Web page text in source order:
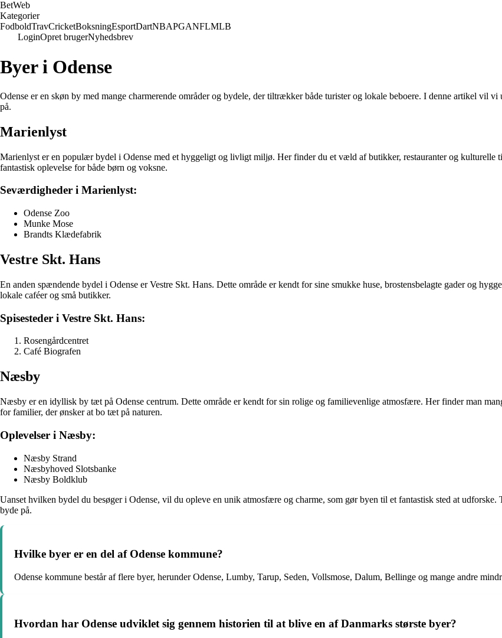
BetWeb
Kategorier
FodboldTravCricketBoksningEsportDartNBAPGANFLMLB
LoginOpret brugerNyhedsbrev
Byer i Odense
Odense er en skøn by med mange charmerende områder og bydele, der tiltrækker både turister og lokale beboere. I denne artikel vil
på.
Marienlyst
Marienlyst er en populær bydel i Odense med et hyggeligt og livligt miljø. Her finder du et væld af butikker, restauranter og kulturelle
fantastisk oplevelse for både børn og voksne.
Seværdigheder i Marienlyst:
Odense Zoo
Munke Mose
Brandts Klædefabrik
Vestre Skt. Hans
En anden spændende bydel i Odense er Vestre Skt. Hans. Dette område er kendt for sine smukke huse, brostensbelagte gader og
lokale caféer og små butikker.
Spisesteder i Vestre Skt. Hans:
Rosengårdcentret
Café Biografen
Næsby
Næsby er en idyllisk by tæt på Odense centrum. Dette område er kendt for sin rolige og familievenlige atmosfære. Her finder man
for familier, der ønsker at bo tæt på naturen.
Oplevelser i Næsby:
Næsby Strand
Næsbyhoved Slotsbanke
Næsby Boldklub
Uanset hvilken bydel du besøger i Odense, vil du opleve en unik atmosfære og charme, som gør byen til et fantastisk sted at
byde på.
Hvilke byer er en del af Odense kommune?
Odense kommune består af flere byer, herunder Odense, Lumby, Tarup, Seden, Vollsmose, Dalum, Bellinge og mange andre
Hvordan har Odense udviklet sig gennem historien til at blive en af Danmarks største byer?